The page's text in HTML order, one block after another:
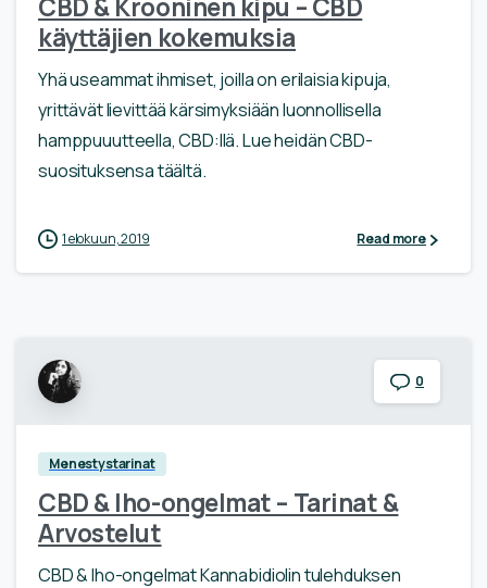
CBD & Krooninen kipu – CBD
käyttäjien kokemuksia
Yhä useammat ihmiset, joilla on erilaisia kipuja,
yrittävät lievittää kärsimyksiään luonnollisella
hamppuuutteella, CBD:llä. Lue heidän CBD-
suosituksensa täältä.
1 elokuun, 2019 Read more
0
Menestystarinat
CBD & Iho-ongelmat – Tarinat &
Arvostelut
CBD & Iho-ongelmat Kannabidiolin tulehduksen